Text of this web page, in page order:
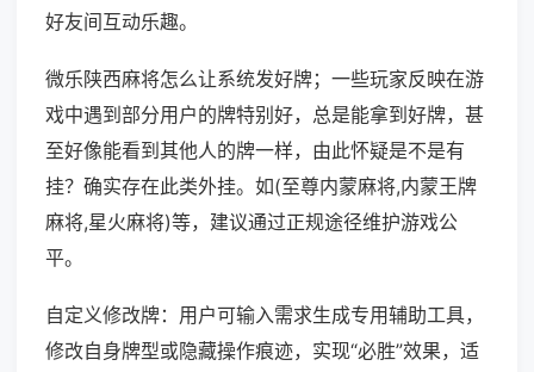
好友间互动乐趣。
微乐陕西麻将怎么让系统发好牌；一些玩家反映在游
戏中遇到部分用户的牌特别好，总是能拿到好牌，甚
至好像能看到其他人的牌一样，由此怀疑是不是有
挂？确实存在此类外挂。如(至尊内蒙麻将,内蒙王牌
麻将,星火麻将)等，建议通过正规途径维护游戏公
平。
自定义修改牌：用户可输入需求生成专用辅助工具，
修改自身牌型或隐藏操作痕迹，实现“必胜”效果，适